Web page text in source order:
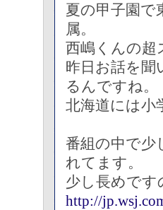
夏の甲子園で
属。
西嶋くんの超
昨日お話を聞
るんですね。
北海道には小
番組の中で少
れてます。
少し長めです
http://